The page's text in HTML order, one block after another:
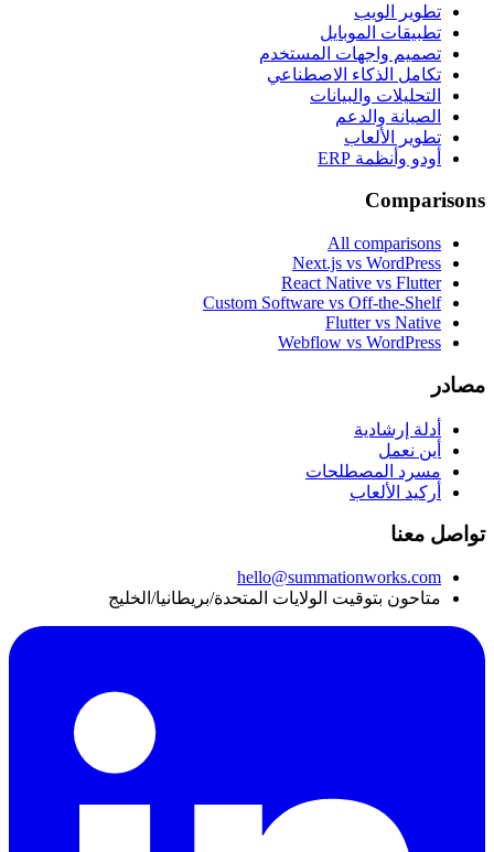
تطوير الويب
تطبيقات الموبايل
تصميم واجهات المستخدم
تكامل الذكاء الاصطناعي
التحليلات والبيانات
الصيانة والدعم
تطوير الألعاب
أودو وأنظمة ERP
Comparisons
All comparisons
Next.js vs WordPress
React Native vs Flutter
Custom Software vs Off-the-Shelf
Flutter vs Native
Webflow vs WordPress
مصادر
أدلة إرشادية
أين نعمل
مسرد المصطلحات
أركيد الألعاب
تواصل معنا
hello@summationworks.com
متاحون بتوقيت الولايات المتحدة/بريطانيا/الخليج